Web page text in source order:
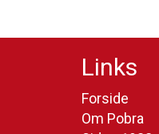
Links
Forside
Om Pobra